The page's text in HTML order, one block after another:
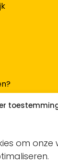
om onze
wat kost het?